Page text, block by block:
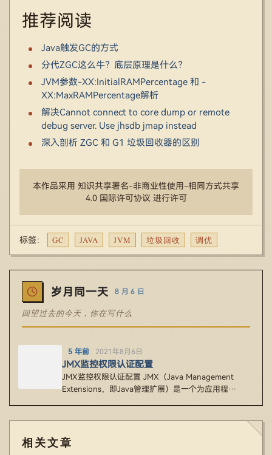
推荐阅读
Java触发GC的方式
分代ZGC这么牛？底层原理是什么？
JVM参数-XX:InitialRAMPercentage 和 -
XX:MaxRAMPercentage解析
解决Cannot connect to core dump or remote
debug server. Use jhsdb jmap instead
深入剖析 ZGC 和 G1 垃圾回收器的区别
本作品采用 知识共享署名-非商业性使用-相同方式共享
4.0 国际许可协议 进行许可
标签： GC JAVA JVM 垃圾回收 调优
岁月同一天 8 月 6 日
回望过去的今天，你在写什么
5 年前 2021年8月6日
JMX监控权限认证配置
JMX监控权限认证配置 JMX（Java Management
Extensions，即Java管理扩展）是一个为应用程…
相关文章